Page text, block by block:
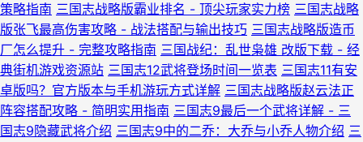
策略指南 三国志战略版霸业排名 - 顶尖玩家实力榜 三国志战略
版张飞最高伤害攻略 - 战法搭配与输出技巧 三国志战略版造币
厂怎么提升 - 完整攻略指南 三国战纪：乱世枭雄 改版下载 - 经
典街机游戏资源站 三国志12武将登场时间一览表 三国志11有安
卓版吗？官方版本与手机游玩方式详解 三国志战略版赵云法正
阵容搭配攻略 - 简明实用指南 三国志9最后一个武将详解 - 三
国志9隐藏武将介绍 三国志9中的二乔：大乔与小乔人物介绍 三